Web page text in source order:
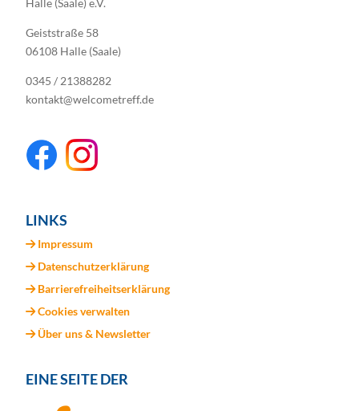
Halle (Saale) e.V.
Geiststraße 58
06108 Halle (Saale)
0345 / 21388282
kontakt@welcometreff.de
LINKS
Impressum
Datenschutzerklärung
Barrierefreiheitserklärung
Cookies verwalten
Über uns & Newsletter
EINE SEITE DER